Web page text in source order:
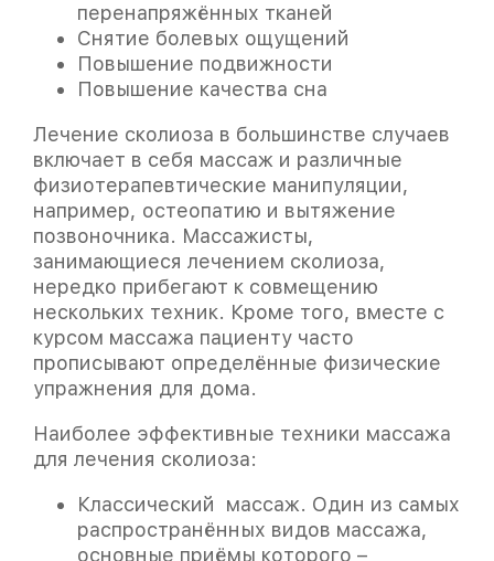
Массаж при сколиозе
перенапряжённых тканей
Снятие болевых ощущений
Повышение подвижности
Повышение качества сна
Лечение сколиоза в большинстве случаев
включает в себя массаж и различные
физиотерапевтические манипуляции,
например, остеопатию и вытяжение
позвоночника. Массажисты,
занимающиеся лечением сколиоза,
нередко прибегают к совмещению
нескольких техник. Кроме того, вместе с
курсом массажа пациенту часто
прописывают определённые физические
упражнения для дома.
Наиболее эффективные техники массажа
для лечения сколиоза:
Классический массаж. Один из самых
распространённых видов массажа,
основные приёмы которого –